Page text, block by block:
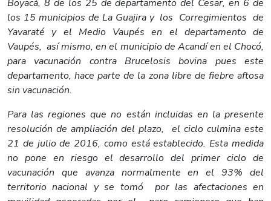
Boyacá, 8 de los 25 de departamento del Cesar, en 6 de
los 15 municipios de La Guajira y los Corregimientos de
Yavaraté y el Medio Vaupés en el departamento de
Vaupés, así mismo, en el municipio de Acandí en el Chocó,
para vacunación contra Brucelosis bovina pues este
departamento, hace parte de la zona libre de fiebre aftosa
sin vacunación.
Para las regiones que no están incluidas en la presente
resolución de ampliación del plazo, el ciclo culmina este
21 de julio de 2016, como está establecido. Esta medida
no pone en riesgo el desarrollo del primer ciclo de
vacunación que avanza normalmente en el 93% del
territorio nacional y se tomó por las afectaciones en